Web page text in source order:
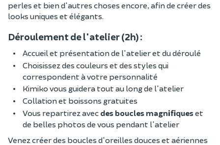
perles et bien d'autres choses encore, afin de créer des
looks uniques et élégants.
Déroulement de l'atelier (2h) :
Accueil et présentation de l'atelier et du déroulé
Choisissez des couleurs et des styles qui
correspondent à votre personnalité
Kimiko vous guidera tout au long de l'atelier
Collation et boissons gratuites
Vous repartirez avec des boucles magnifiqueset
de belles photos de vous pendant l'atelier
Venez créer des boucles d'oreilles douces et aériennes